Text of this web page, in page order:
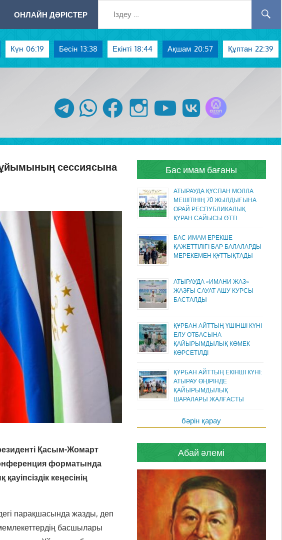
ОНЛАЙН ДӘРІСТЕР
Күн 06:19 Бесін 13:38 Екінті 18:44 Ақшам 20:57 Құптан 22:39
telegram whatsapp facebook instagram youtubevk
ұйымының сессиясына
Қасым-Жомарт
форматында
кеңесінің
парақшасында жазды, деп
басшылары
Бас имам бағаны
АТЫРАУДА ҚҰСПАН МОЛЛА
МЕШІТІНІҢ 70 ЖЫЛДЫҒЫНА
ОРАЙ РЕСПУБЛИКАЛЫҚ
ҚҰРАН САЙЫСЫ ӨТТІ
БАС ИМАМ ЕРЕКШЕ
ҚАЖЕТТІЛІГІ БАР БАЛАЛАРДЫ
МЕРЕКЕМЕН ҚҰТТЫҚТАДЫ
АТЫРАУДА «ИМАНИ ЖАЗ»
ЖАЗҒЫ САУАТ АШУ КУРСЫ
БАСТАЛДЫ
ҚҰРБАН АЙТТЫҢ ҮШІНШІ КҮНІ
ЕЛУ ОТБАСЫНА
ҚАЙЫРЫМДЫЛЫҚ КӨМЕК
КӨРСЕТІЛДІ
ҚҰРБАН АЙТТЫҢ ЕКІНШІ КҮНІ:
АТЫРАУ ӨҢІРІНДЕ
ҚАЙЫРЫМДЫЛЫҚ
ШАРАЛАРЫ ЖАЛҒАСТЫ
бәрін қарау
Абай әлемі